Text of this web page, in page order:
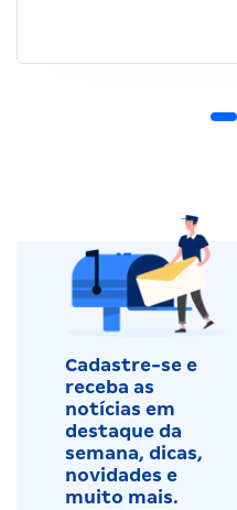
Cadastre-se e
receba as
notícias em
destaque da
semana, dicas,
novidades e
muito mais.